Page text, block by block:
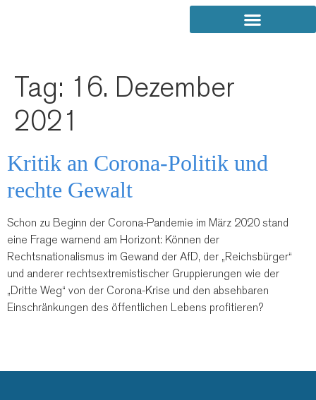
Tag: 16. Dezember
2021
Kritik an Corona-Politik und
rechte Gewalt
Schon zu Beginn der Corona-Pandemie im März 2020 stand
eine Frage warnend am Horizont: Können der
Rechtsnationalismus im Gewand der AfD, der „Reichsbürger“
und anderer rechtsextremistischer Gruppierungen wie der
„Dritte Weg“ von der Corona-Krise und den absehbaren
Einschränkungen des öffentlichen Lebens profitieren?